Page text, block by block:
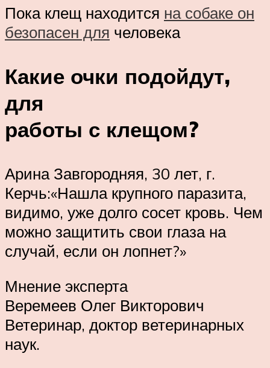
Пока клещ находится на собаке он
безопасен для человека
Какие очки подойдут,
для
работы с клещом?
Арина Завгородняя, 30 лет, г.
Керчь:«Нашла крупного паразита,
видимо, уже долго сосет кровь. Чем
можно защитить свои глаза на
случай, если он лопнет?»
Мнение эксперта
Веремеев Олег Викторович
Ветеринар, доктор ветеринарных
наук.